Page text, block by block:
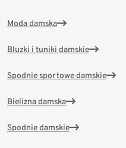
Moda damska
Bluzki i tuniki damskie
Spodnie sportowe damskie
Bielizna damska
Spodnie damskie